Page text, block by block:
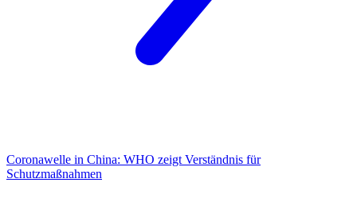
Coronawelle in China: WHO zeigt Verständnis für
Schutzmaßnahmen